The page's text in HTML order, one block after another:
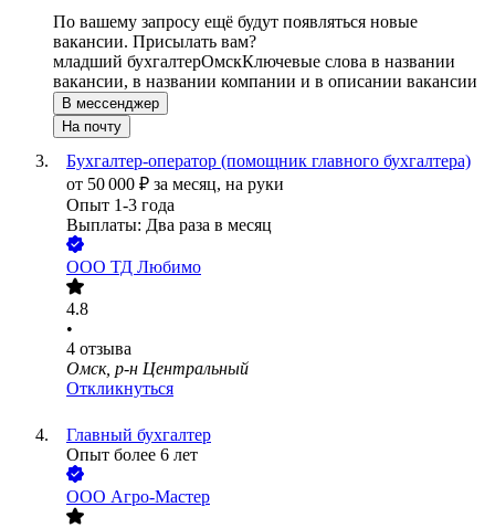
По вашему запросу ещё будут появляться новые
вакансии. Присылать вам?
младший бухгалтерОмскКлючевые слова в названии
вакансии, в названии компании и в описании вакансии
В мессенджер
На почту
Бухгалтер-оператор (помощник главного бухгалтера)
от 50 000 ₽ за месяц, на руки
Опыт 1-3 года
Выплаты: Два раза в месяц
ООО ТД Любимо
4.8
•
4 отзыва
Омск, р-н Центральный
Откликнуться
Главный бухгалтер
Опыт более 6 лет
ООО Агро-Мастер